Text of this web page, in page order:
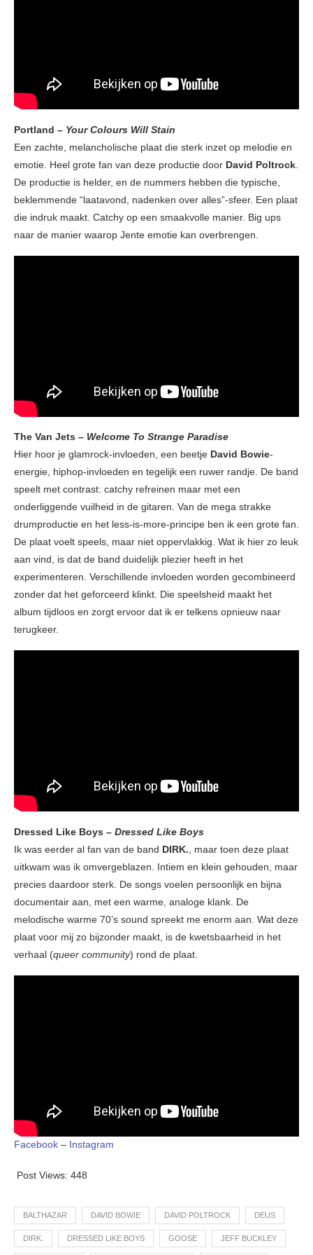
Portland – Your Colours Will Stain
Een zachte, melancholische plaat die sterk inzet op melodie en
emotie. Heel grote fan van deze productie door David Poltrock
De productie is helder, en de nummers hebben die typische,
beklemmende “laatavond, nadenken over alles”-sfeer. Een plaat
die indruk maakt. Catchy op een smaakvolle manier. Big ups
naar de manier waarop Jente emotie kan overbrengen.
The Van Jets – Welcome To Strange Paradise
Hier hoor je glamrock-invloeden, een beetje David Bowie-
energie, hiphop-invloeden en tegelijk een ruwer randje. De band
speelt met contrast: catchy refreinen maar met een
onderliggende vuilheid in de gitaren. Van de mega strakke
drumproductie en het less-is-more-principe ben ik een grote fan.
De plaat voelt speels, maar niet oppervlakkig. Wat ik hier zo leuk
aan vind, is dat de band duidelijk plezier heeft in het
experimenteren. Verschillende invloeden worden gecombineerd
zonder dat het geforceerd klinkt. Die speelsheid maakt het
album tijdloos en zorgt ervoor dat ik er telkens opnieuw naar
terugkeer.
Dressed Like Boys – Dressed Like Boys
Ik was eerder al fan van de band DIRK. , maar toen deze plaat
uitkwam was ik omvergeblazen. Intiem en klein gehouden, maar
precies daardoor sterk. De songs voelen persoonlijk en bijna
documentair aan, met een warme, analoge klank. De
melodische warme 70’s sound spreekt me enorm aan. Wat deze
plaat voor mij zo bijzonder maakt, is de kwetsbaarheid in het
verhaal (queer community) rond de plaat.
Facebook – Instagram
Post Views: 448
BALTHAZAR DAVID BOWIE DAVID POLTROCK DEUS
DIRK. DRESSED LIKE BOYS GOOSE JEFF BUCKLEY